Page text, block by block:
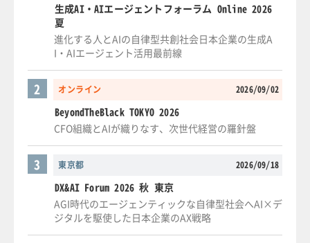
生成AI・AIエージェントフォーラム Online 2026
夏
進化する人とAIの自律型共創社会日本企業の生成A
I・AIエージェント活用最前線
オンライン 2026/09/02
2
BeyondTheBlack TOKYO 2026
CFO組織とAIが織りなす、次世代経営の羅針盤
東京都 2026/09/18
3
DX&AI Forum 2026 秋 東京
AGI時代のエージェンティックな自律型社会へAI×デ
ジタルを駆使した日本企業のAX戦略